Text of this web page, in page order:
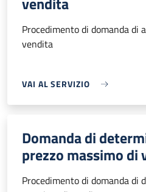
Procedimento di domanda di
vendita
VAI AL SERVIZIO
Domanda di
prezzo massimo di
Procedimento di domanda di